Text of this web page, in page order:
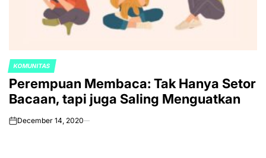
POSTED
IN
KOMUNITAS
Perempuan Membaca: Tak Hanya Setor
Bacaan, tapi juga Saling Menguatkan
onDecember 14, 2020